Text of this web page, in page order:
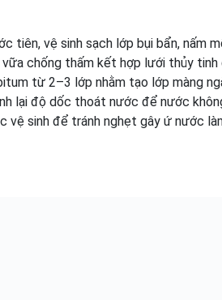
tiên, vệ sinh sạch lớp bụi bẩn, nấm
chống thấm kết hợp lưới thủy tinh
từ 2–3 lớp nhằm tạo lớp màng
lại độ dốc thoát nước để nước
vệ sinh để tránh nghẹt gây ứ nước